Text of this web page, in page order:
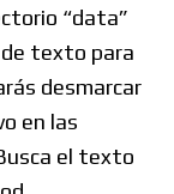
“data”
de texto para
desmarcar
en las
el texto